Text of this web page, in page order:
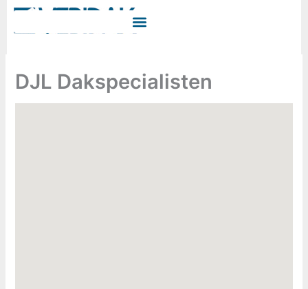
DJL Dakspecialisten